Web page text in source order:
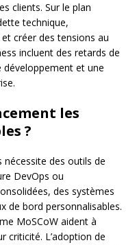
clients. Sur le plan
technique,
créer des tensions au
incluent des retards de
et une
les
?
des outils de
DevOps ou
des systèmes
de bord personnalisables.
MoSCoW aident à
criticité. L’adoption de